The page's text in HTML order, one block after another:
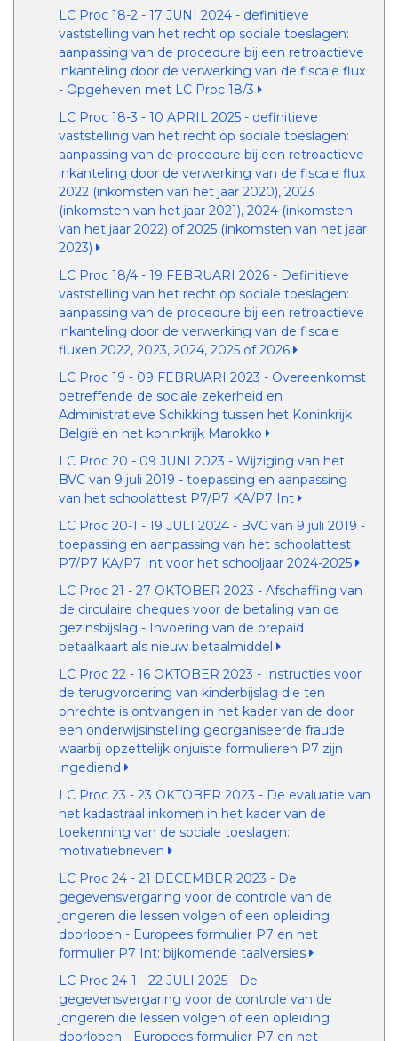
LC Proc 18-2 - 17 JUNI 2024 - definitieve
vaststelling van het recht op sociale toeslagen:
aanpassing van de procedure bij een retroactieve
inkanteling door de verwerking van de fiscale flux
- Opgeheven met LC Proc 18/3
LC Proc 18-3 - 10 APRIL 2025 - definitieve
vaststelling van het recht op sociale toeslagen:
aanpassing van de procedure bij een retroactieve
inkanteling door de verwerking van de fiscale flux
2022 (inkomsten van het jaar 2020), 2023
(inkomsten van het jaar 2021), 2024 (inkomsten
van het jaar 2022) of 2025 (inkomsten van het jaar
2023)
LC Proc 18/4 - 19 FEBRUARI 2026 - Definitieve
vaststelling van het recht op sociale toeslagen:
aanpassing van de procedure bij een retroactieve
inkanteling door de verwerking van de fiscale
fluxen 2022, 2023, 2024, 2025 of 2026
LC Proc 19 - 09 FEBRUARI 2023 - Overeenkomst
betreffende de sociale zekerheid en
Administratieve Schikking tussen het Koninkrijk
België en het koninkrijk Marokko
LC Proc 20 - 09 JUNI 2023 - Wijziging van het
BVC van 9 juli 2019 - toepassing en aanpassing
van het schoolattest P7/P7 KA/P7 Int
LC Proc 20-1 - 19 JULI 2024 - BVC van 9 juli 2019 -
toepassing en aanpassing van het schoolattest
P7/P7 KA/P7 Int voor het schooljaar 2024-2025
LC Proc 21 - 27 OKTOBER 2023 - Afschaffing van
de circulaire cheques voor de betaling van de
gezinsbijslag - Invoering van de prepaid
betaalkaart als nieuw betaalmiddel
LC Proc 22 - 16 OKTOBER 2023 - Instructies voor
de terugvordering van kinderbijslag die ten
onrechte is ontvangen in het kader van de door
een onderwijsinstelling georganiseerde fraude
waarbij opzettelijk onjuiste formulieren P7 zijn
ingediend
LC Proc 23 - 23 OKTOBER 2023 - De evaluatie van
het kadastraal inkomen in het kader van de
toekenning van de sociale toeslagen:
motivatiebrieven
LC Proc 24 - 21 DECEMBER 2023 - De
gegevensvergaring voor de controle van de
jongeren die lessen volgen of een opleiding
doorlopen - Europees formulier P7 en het
formulier P7 Int: bijkomende taalversies
LC Proc 24-1 - 22 JULI 2025 - De
gegevensvergaring voor de controle van de
jongeren die lessen volgen of een opleiding
doorlopen - Europees formulier P7 en het